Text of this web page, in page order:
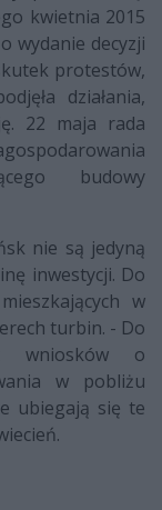
kwietnia 2015
wydanie decyzji
protestów,
działania,
22 maja rada
budowy
nie są jedyną
inwestycji. Do
w
turbin. - Do
wniosków o
w pobliżu
ubiegają się te